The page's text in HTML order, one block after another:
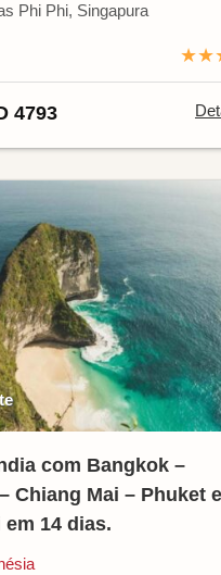
Phi Phi, Singapura
4793
com Bangkok –
Chiang Mai – Phuket e
14 dias.